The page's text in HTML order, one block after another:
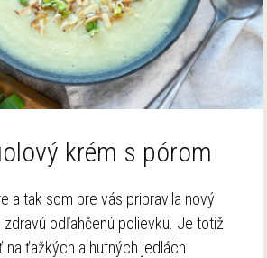
krém s pórom
a tak som pre vás pripravila nový
zdravú odľahčenú polievku. Je totiž
na ťažkých a hutných jedlách